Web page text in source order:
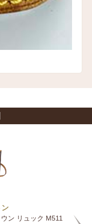
ン リュック M511